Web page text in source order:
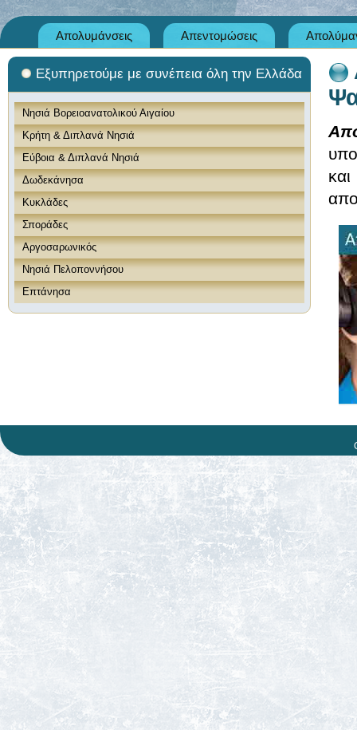
Απολυμάνσεις Απεντομώσεις
Εξυπηρετούμε με συνέπεια όλη την Ελλάδα
Νησιά Βορειοανατολικού Αιγαίου
Κρήτη & Διπλανά Νησιά
Εύβοια & Διπλανά Νησιά
Δωδεκάνησα
Κυκλάδες
Σποράδες
Αργοσαρωνικός
Νησιά Πελοποννήσου
Επτάνησα